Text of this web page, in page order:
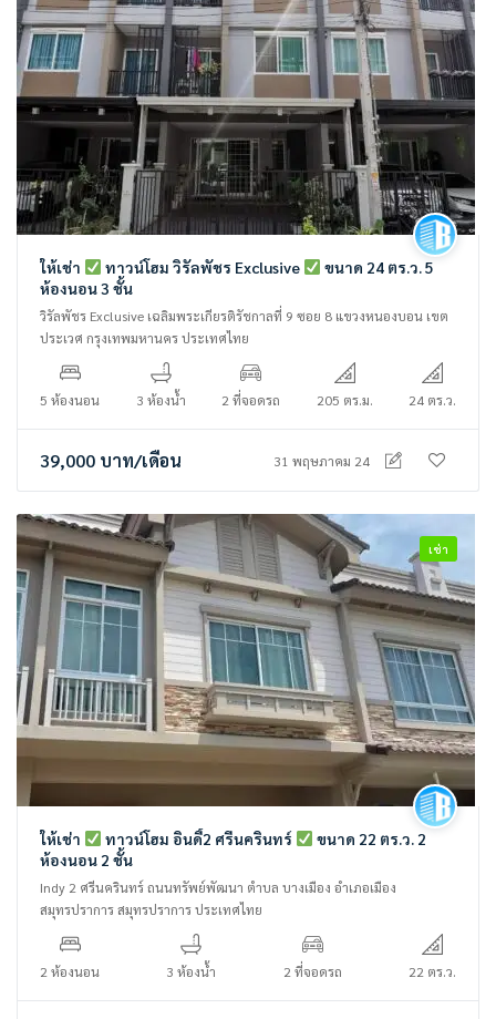
ให้เช่า ทาวน์โฮม วิรัลพัชร Exclusive
ขนาด 24 ตร.ว. 5
ห้องนอน 3 ชั้น
วิรัลพัชร Exclusive เฉลิมพระเกียรติรัชกาลที่ 9 ซอย 8 แขวงหนองบอน เขต
ประเวศ กรุงเทพมหานคร ประเทศไทย
5 ห้องนอน 3 ห้องน้ำ 2 ที่จอดรถ 205 ตร.ม. 24 ตร.ว.
39,000 บาท/เดือน 31 พฤษภาคม 24
เช่า
ให้เช่า ทาวน์โฮม อินดี้2 ศรีนครินทร์
ขนาด 22 ตร.ว. 2
ห้องนอน 2 ชั้น
Indy 2 ศรีนครินทร์ ถนนทรัพย์พัฒนา ตำบล บางเมือง อำเภอเมือง
สมุทรปราการ สมุทรปราการ ประเทศไทย
2 ห้องนอน 3 ห้องน้ำ 2 ที่จอดรถ 22 ตร.ว.